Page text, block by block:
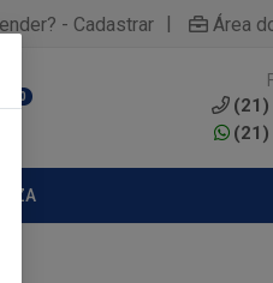
- Cadastrar | Área
0
(21)